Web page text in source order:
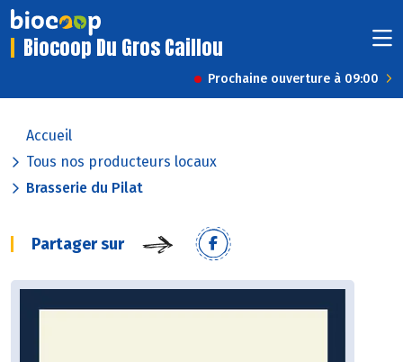
Biocoop Du Gros Caillou
Prochaine ouverture à 09:00
Accueil
Tous nos producteurs locaux
Brasserie du Pilat
Partager sur